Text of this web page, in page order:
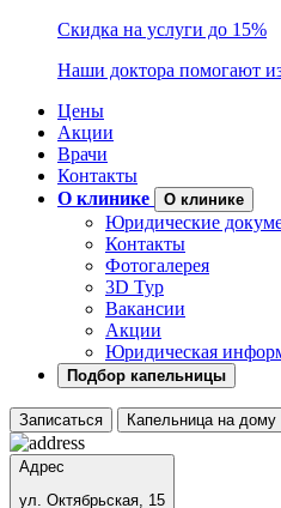
Скидка на услуги до 15%
Наши доктора помогают
Цены
Акции
Врачи
Контакты
О клинике
О клинике
Юридические
Контакты
Фотогалерея
3D Тур
Вакансии
Акции
Юридическая
Подбор капельницы
Записаться Капельница на дому
Адрес
ул. Октябрьская, 15